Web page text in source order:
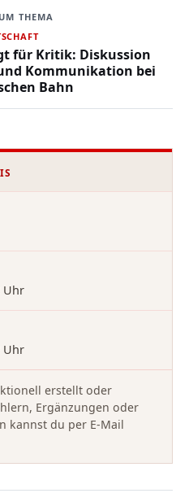
THEMA
für Kritik: Diskussion
Kommunikation bei
Bahn
Uhr
Uhr
erstellt oder
Ergänzungen oder
kannst du per E-Mail